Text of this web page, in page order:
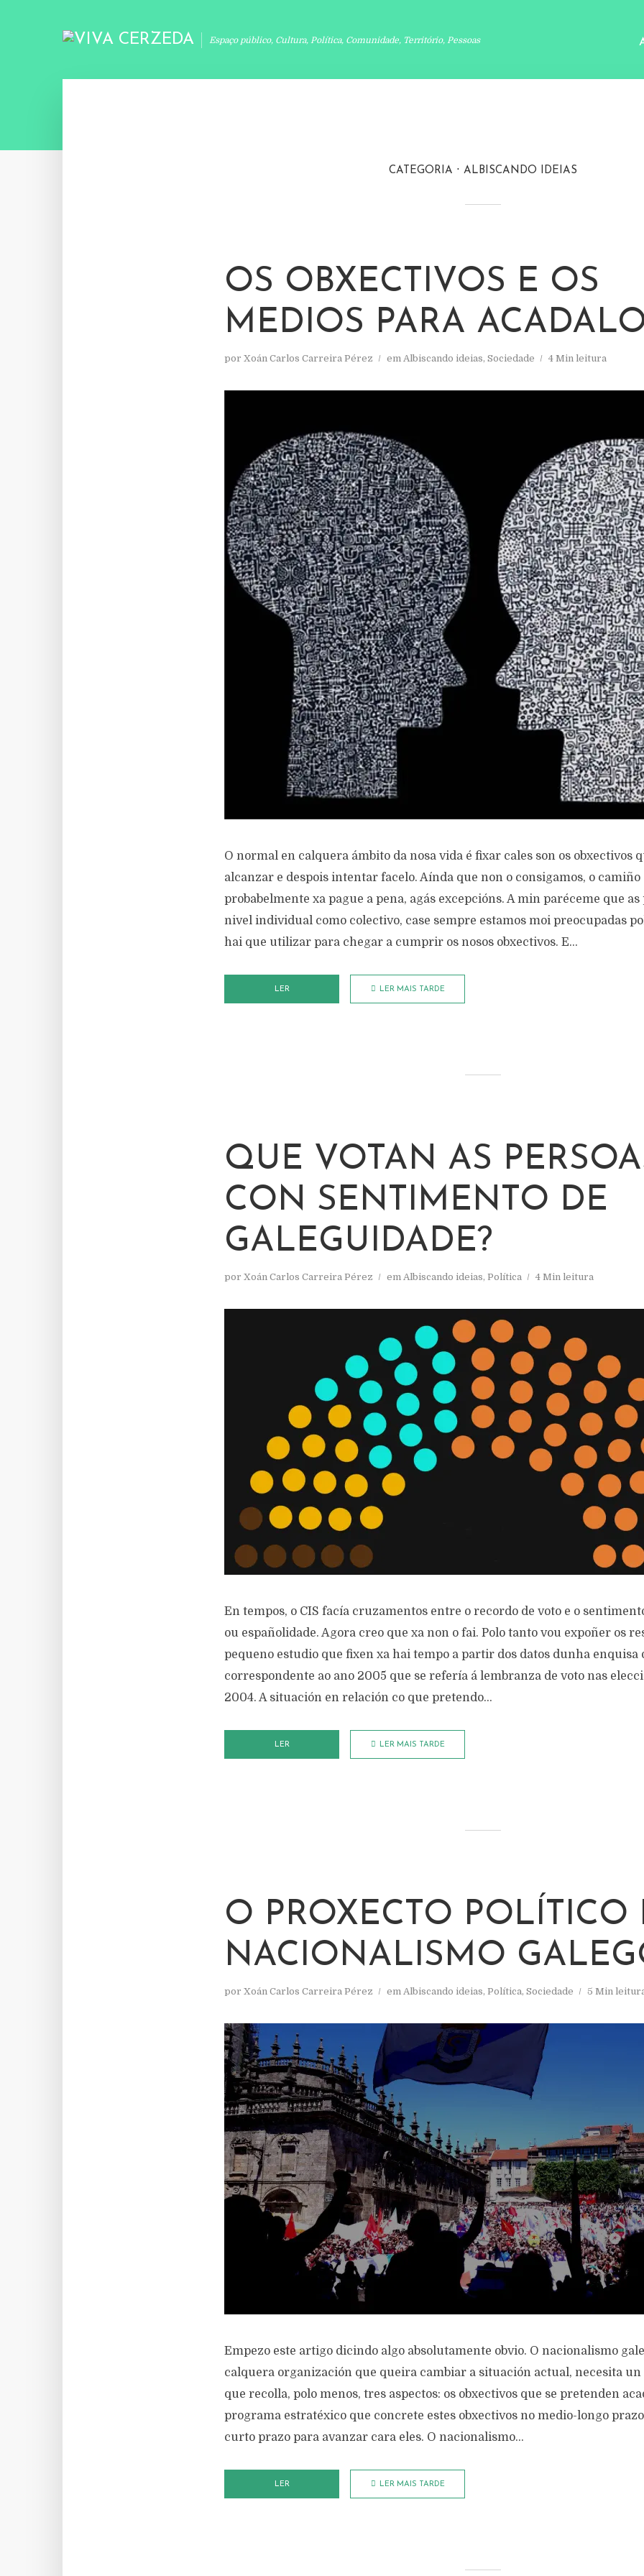
Espaço público, Cultura, Política, Comunidade, Território, Pessoas
CATEGORIA ALBISCANDO IDEIAS
OS OBXECTIVOS E OS
MEDIOS PARA
por Xoán Carlos Carreira Pérez em Albiscando ideias, Sociedade 4 Min leitura
O normal en calquera ámbito da nosa vida é fixar cales son os obxectivos
alcanzar e despois intentar facelo. Aínda que non o consigamos, o camiño
probabelmente xa pague a pena, agás excepcións. A min paréceme que as
nivel individual como colectivo, case sempre estamos moi preocupadas
hai que utilizar para chegar a cumprir os nosos obxectivos. E...
LER LER MAIS TARDE
QUE VOTAN AS
CON SENTIMENTO DE
GALEGUIDADE?
por Xoán Carlos Carreira Pérez em Albiscando ideias, Política 4 Min leitura
En tempos, o CIS facía cruzamentos entre o recordo de voto e o
ou españolidade. Agora creo que xa non o fai. Polo tanto vou expoñer os
pequeno estudio que fixen xa hai tempo a partir dos datos dunha enquisa
correspondente ao ano 2005 que se refería á lembranza de voto nas
2004. A situación en relación co que pretendo...
LER LER MAIS TARDE
O PROXECTO POLÍTICO
NACIONALISMO
por Xoán Carlos Carreira Pérez em Albiscando ideias, Política, Sociedade 5 Min
Empezo este artigo dicindo algo absolutamente obvio. O nacionalismo
calquera organización que queira cambiar a situación actual, necesita
que recolla, polo menos, tres aspectos: os obxectivos que se pretenden
programa estratéxico que concrete estes obxectivos no medio-longo prazo
curto prazo para avanzar cara eles. O nacionalismo...
LER LER MAIS TARDE